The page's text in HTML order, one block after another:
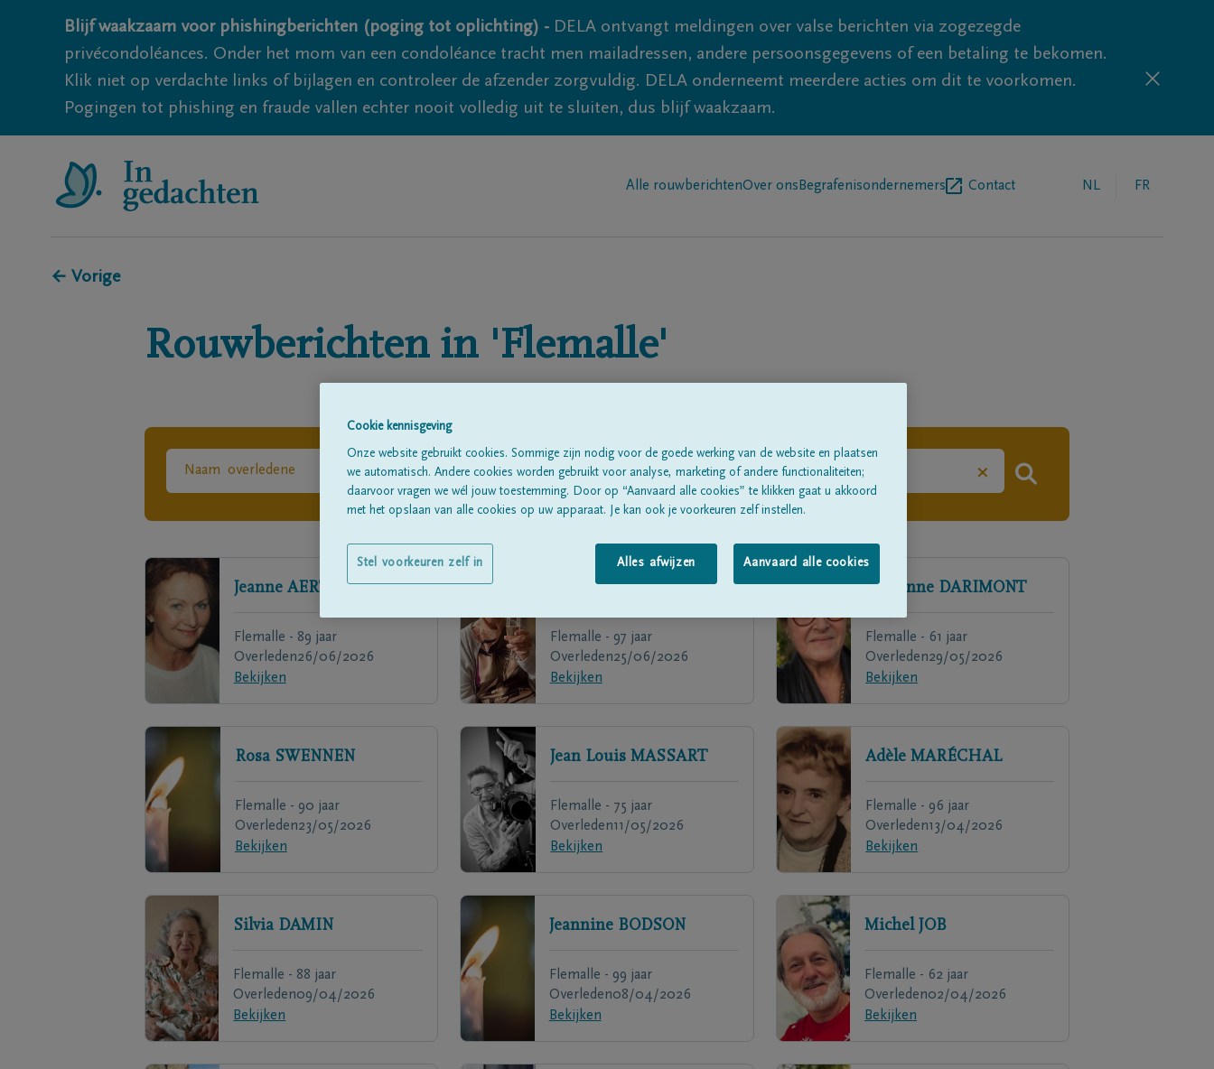
Blijf waakzaam voor phishingberichten (poging tot oplichting) - DELA ontvangt meldingen over valse berichten via zogezegde
privécondoléances. Onder het mom van een condoléance tracht men mailadressen, andere persoonsgegevens of een betaling te bekomen.
Klik niet op verdachte links of bijlagen en controleer de afzender zorgvuldig. DELA onderneemt meerdere acties om dit te voorkomen.
Pogingen tot phishing en fraude vallen echter nooit volledig uit te sluiten, dus blijf waakzaam.
Alle rouwberichtenOver ons Begrafenisondernemers Contact NL FR
← Vorige
Rouwberichten in 'Flemalle'
×
Jeanne AERTS
Flemalle - 89 jaar
Overleden26/06/2026
Bekijken
Hélèna BENSELIN
Flemalle - 97 jaar
Overleden25/06/2026
Bekijken
Fabienne DARIMONT
Flemalle - 61 jaar
Overleden29/05/2026
Bekijken
Rosa SWENNEN
Flemalle - 90 jaar
Overleden23/05/2026
Bekijken
Jean Louis MASSART
Flemalle - 75 jaar
Overleden11/05/2026
Bekijken
Adèle MARÉCHAL
Flemalle - 96 jaar
Overleden13/04/2026
Bekijken
Silvia DAMIN
Flemalle - 88 jaar
Overleden09/04/2026
Bekijken
Jeannine BODSON
Flemalle - 99 jaar
Overleden08/04/2026
Bekijken
Michel JOB
Flemalle - 62 jaar
Overleden02/04/2026
Bekijken
Cookie kennisgeving
Onze website gebruikt cookies. Sommige zijn nodig voor de goede werking van de website en plaatsen
we automatisch. Andere cookies worden gebruikt voor analyse, marketing of andere functionaliteiten;
daarvoor vragen we wél jouw toestemming. Door op “Aanvaard alle cookies” te klikken gaat u akkoord
met het opslaan van alle cookies op uw apparaat. Je kan ook je voorkeuren zelf instellen.
Alles afwijzen Aanvaard alle cookies
Stel voorkeuren zelf in